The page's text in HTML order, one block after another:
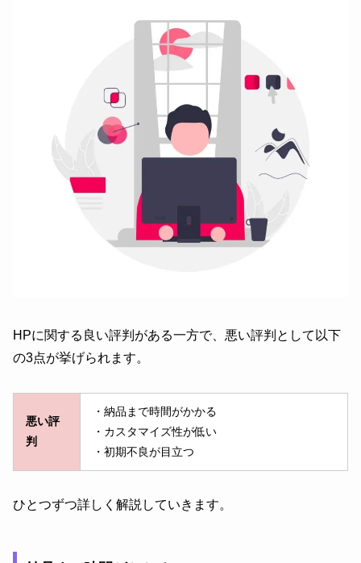
HPに関する良い評判がある一方で、悪い評判として以下
の3点が挙げられます。
悪い評
判
・納品まで時間がかかる
・カスタマイズ性が低い
・初期不良が目立つ
ひとつずつ詳しく解説していきます。